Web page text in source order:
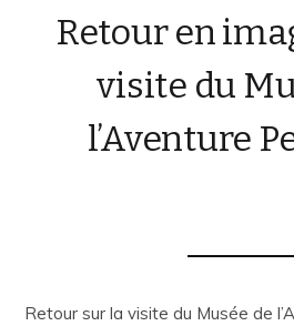
Retour en
visite du
l’Aventure
Retour sur la visite du Musée de